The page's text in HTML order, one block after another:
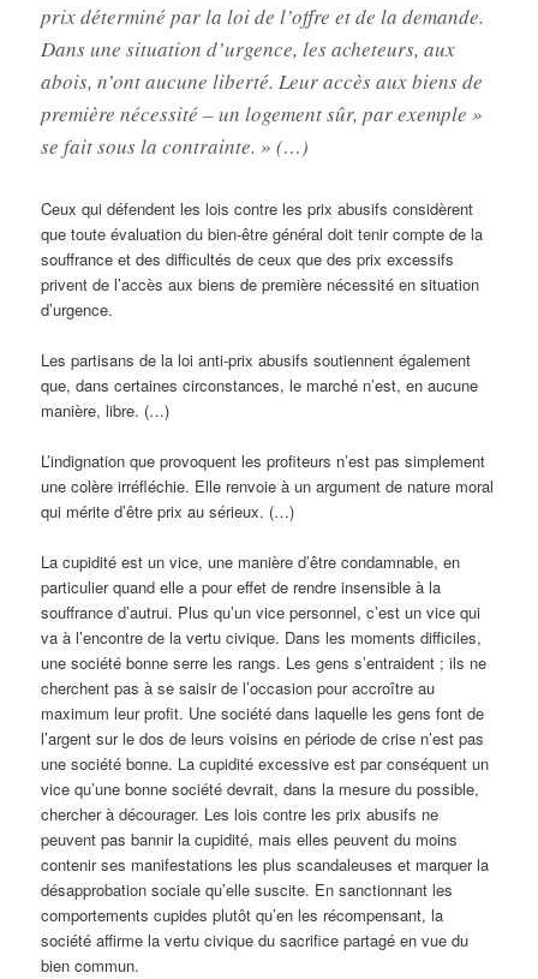
prix déterminé par la loi de l’offre et de la demande.
Dans une situation d’urgence, les acheteurs, aux
abois, n’ont aucune liberté. Leur accès aux biens de
première nécessité – un logement sûr, par exemple »
se fait sous la contrainte. » (…)
Ceux qui défendent les lois contre les prix abusifs considèrent
que toute évaluation du bien-être général doit tenir compte de la
souffrance et des difficultés de ceux que des prix excessifs
privent de l’accès aux biens de première nécessité en situation
d’urgence.
Les partisans de la loi anti-prix abusifs soutiennent également
que, dans certaines circonstances, le marché n’est, en aucune
manière, libre. (…)
L’indignation que provoquent les profiteurs n’est pas simplement
une colère irréfléchie. Elle renvoie à un argument de nature moral
qui mérite d’être prix au sérieux. (…)
La cupidité est un vice, une manière d’être condamnable, en
particulier quand elle a pour effet de rendre insensible à la
souffrance d’autrui. Plus qu’un vice personnel, c’est un vice qui
va à l’encontre de la vertu civique. Dans les moments difficiles,
une société bonne serre les rangs. Les gens s’entraident ; ils ne
cherchent pas à se saisir de l’occasion pour accroître au
maximum leur profit. Une société dans laquelle les gens font de
l’argent sur le dos de leurs voisins en période de crise n’est pas
une société bonne. La cupidité excessive est par conséquent un
vice qu’une bonne société devrait, dans la mesure du possible,
chercher à décourager. Les lois contre les prix abusifs ne
peuvent pas bannir la cupidité, mais elles peuvent du moins
contenir ses manifestations les plus scandaleuses et marquer la
désapprobation sociale qu’elle suscite. En sanctionnant les
comportements cupides plutôt qu’en les récompensant, la
société affirme la vertu civique du sacrifice partagé en vue du
bien commun.